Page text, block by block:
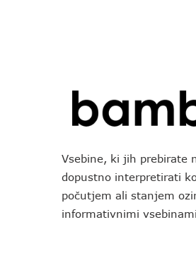
Vsebine, ki jih prebirate
dopustno interpretirati
počutjem ali stanjem
informativnimi